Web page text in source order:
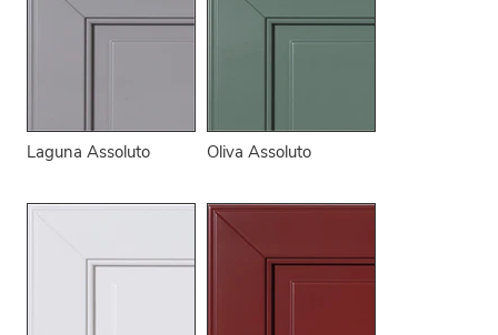
Laguna Assoluto Oliva Assoluto